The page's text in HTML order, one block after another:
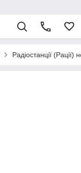
Радіостанції (Рації)